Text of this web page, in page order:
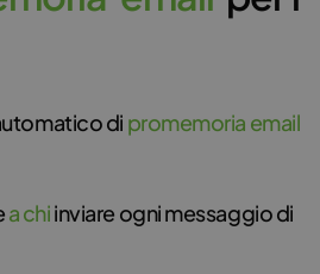
di promemoria email
a chiinviare ogni messaggio di